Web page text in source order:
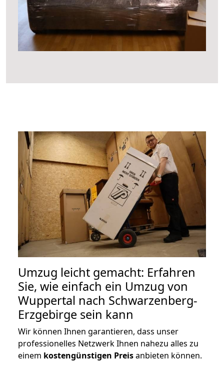
Umzug leicht gemacht: Erfahren
Sie, wie einfach ein Umzug von
Wuppertal nach Schwarzenberg-
Erzgebirge sein kann
Wir können Ihnen garantieren, dass unser
professionelles Netzwerk Ihnen nahezu alles zu
einem kostengünstigen Preisanbieten können.